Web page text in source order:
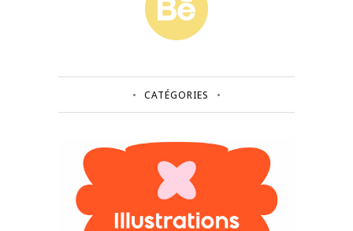
CATÉGORIES